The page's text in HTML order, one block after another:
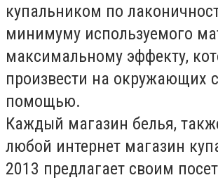
купальником по
минимуму используемого
максимальному эффекту,
произвести на окружающих
помощью.
Каждый магазин белья,
любой интернет магазин
2013 предлагает своим